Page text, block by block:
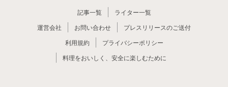
記事一覧
ライター一覧
運営会社
お問い合わせ
プレスリリースのご送付
利用規約
プライバシーポリシー
料理をおいしく、安全に楽しむために